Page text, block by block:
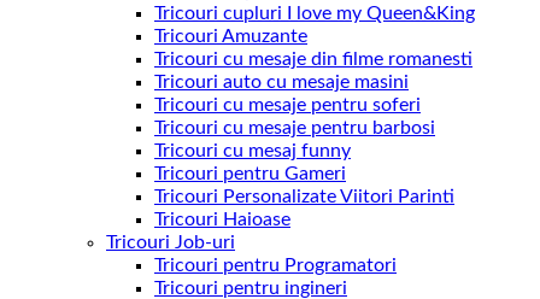
Tricouri cupluri I love my Queen&King
Tricouri Amuzante
Tricouri cu mesaje din filme romanesti
Tricouri auto cu mesaje masini
Tricouri cu mesaje pentru soferi
Tricouri cu mesaje pentru barbosi
Tricouri cu mesaj funny
Tricouri pentru Gameri
Tricouri Personalizate Viitori Parinti
Tricouri Haioase
Tricouri Job-uri
Tricouri pentru Programatori
Tricouri pentru ingineri